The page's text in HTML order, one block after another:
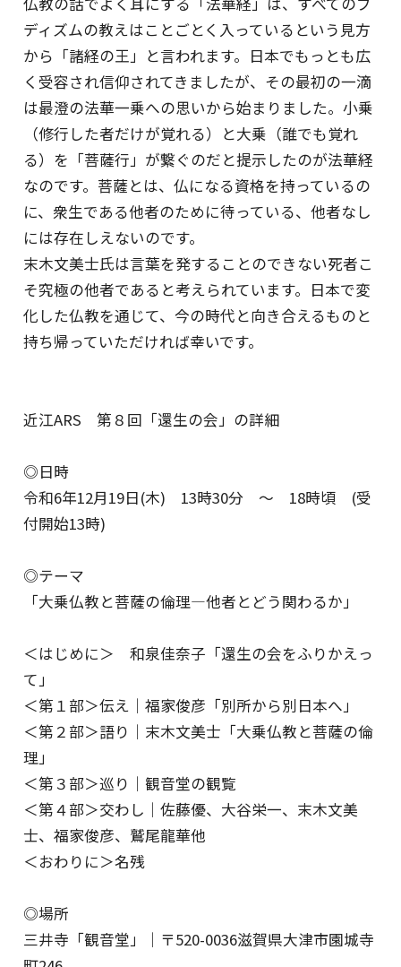
ディズムの教えはことごとく入っているという見方
から「諸経の王」と言われます。日本でもっとも広
く受容され信仰されてきましたが、その最初の一滴
は最澄の法華一乗への思いから始まりました。小乗
（修行した者だけが覚れる）と大乗（誰でも覚れ
る）を「菩薩行」が繋ぐのだと提示したのが法華経
なのです。菩薩とは、仏になる資格を持っているの
に、衆生である他者のために待っている、他者なし
には存在しえないのです。
末木文美士氏は言葉を発することのできない死者こ
そ究極の他者であると考えられています。日本で変
化した仏教を通じて、今の時代と向き合えるものと
持ち帰っていただければ幸いです。
近江ARS 第８回「還生の会」の詳細
◎日時
令和6年12月19日(木) 13時30分 〜 18時頃 (受
付開始13時)
◎テーマ
「大乗仏教と菩薩の倫理―他者とどう関わるか」
＜はじめに＞ 和泉佳奈子「還生の会をふりかえっ
て」
＜第１部＞伝え｜福家俊彦「別所から別日本へ」
＜第２部＞語り｜末木文美士「大乗仏教と菩薩の倫
理」
＜第３部＞巡り｜観音堂の観覧
＜第４部＞交わし｜佐藤優、大谷栄一、末木文美
士、福家俊彦、鷲尾龍華他
＜おわりに＞名残
◎場所
三井寺「観音堂」｜〒520-0036滋賀県大津市園城寺